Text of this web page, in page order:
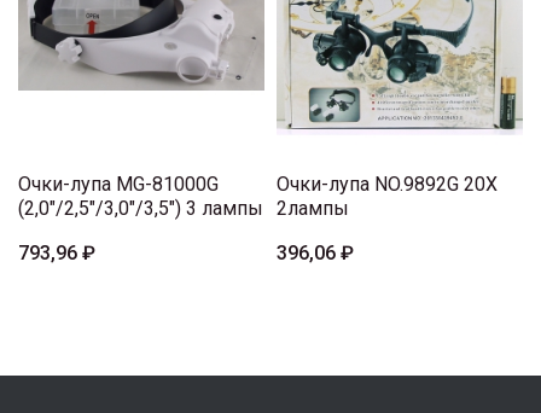
Очки-лупа MG-81000G
(2,0"/2,5"/3,0"/3,5") 3 лампы
793,96 ₽
Очки-лупа NO.9892G 20X
2лампы
396,06 ₽